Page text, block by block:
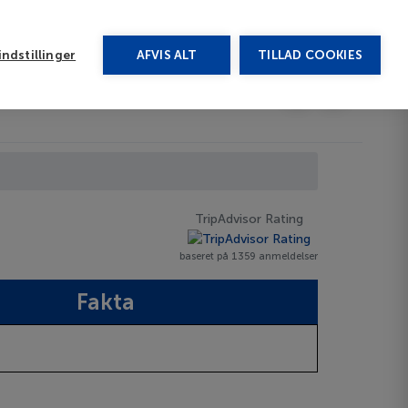
AFVIS ALT TILLAD COOKIES
TripAdvisor Rating
baseret på 1359 anmeldelser
Fakta